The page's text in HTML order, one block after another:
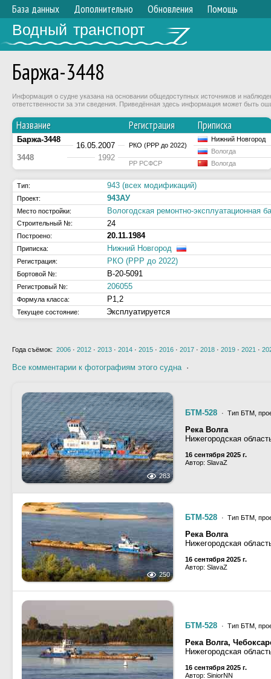
База данных Дополнительно Обновления Помощь
Водный транспорт
Баржа-3448
Информация о судне указана на основании общедоступных источников и
ответственности за эти сведения. Приведённая здесь информация может быть
Название Регистрация Приписка
Баржа-3448
16.05.2007 РКО (РРР до 2022)
Нижний Новгород
3448 1992
Вологда
РР РСФСР
Вологда
Тип: 943 (всех модификаций)
Проект: 943АУ
Место постройки: Вологодская ремонтно-
Строительный №: 24
Построено: 20.11.1984
Приписка: Нижний Новгород
Регистрация: РКО (РРР до 2022)
Бортовой №: В-20-5091
Регистровый №: 206055
Формула класса: Р1,2
Текущее состояние: Эксплуатируется
Года съёмок: 2006 · 2012 · 2013 · 2014 · 2015 · 2016 · 2017 · 2018 · 2019 · 2021 ·
Все комментарии к фотографиям этого судна·
283
БТМ-528 · Тип БТМ,
Река Волга
Нижегородская
16 сентября 2025 г.
Автор: SlavaZ
250
БТМ-528 · Тип БТМ,
Река Волга
Нижегородская
16 сентября 2025 г.
Автор: SlavaZ
БТМ-528 · Тип БТМ,
Река Волга,
Нижегородская
16 сентября 2025 г.
Автор: SiniorNN